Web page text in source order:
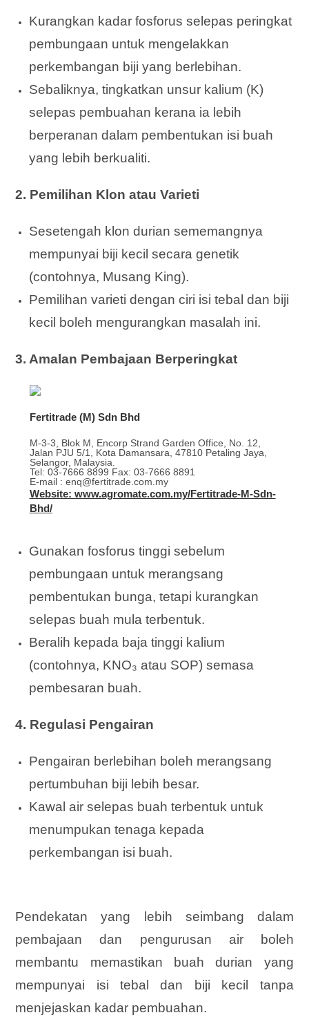
Kurangkan kadar fosforus selepas peringkat
pembungaan untuk mengelakkan
perkembangan biji yang berlebihan.
Sebaliknya, tingkatkan unsur kalium (K)
selepas pembuahan kerana ia lebih
berperanan dalam pembentukan isi buah
yang lebih berkualiti.
2. Pemilihan Klon atau Varieti
Sesetengah klon durian sememangnya
mempunyai biji kecil secara genetik
(contohnya, Musang King).
Pemilihan varieti dengan ciri isi tebal dan biji
kecil boleh mengurangkan masalah ini.
3. Amalan Pembajaan Berperingkat
Fertitrade (M) Sdn Bhd
M-3-3, Blok M, Encorp Strand Garden Office, No. 12,
Jalan PJU 5/1, Kota Damansara, 47810 Petaling Jaya,
Selangor, Malaysia.
Tel: 03-7666 8899 Fax: 03-7666 8891
E-mail : enq@fertitrade.com.my
Website: www.agromate.com.my/Fertitrade-M-Sdn-
Bhd/
Gunakan fosforus tinggi sebelum
pembungaan untuk merangsang
pembentukan bunga, tetapi kurangkan
selepas buah mula terbentuk.
Beralih kepada baja tinggi kalium
(contohnya, KNO₃ atau SOP) semasa
pembesaran buah.
4. Regulasi Pengairan
Pengairan berlebihan boleh merangsang
pertumbuhan biji lebih besar.
Kawal air selepas buah terbentuk untuk
menumpukan tenaga kepada
perkembangan isi buah.
Pendekatan yang lebih seimbang dalam
pembajaan dan pengurusan air boleh
membantu memastikan buah durian yang
mempunyai isi tebal dan biji kecil tanpa
menjejaskan kadar pembuahan.